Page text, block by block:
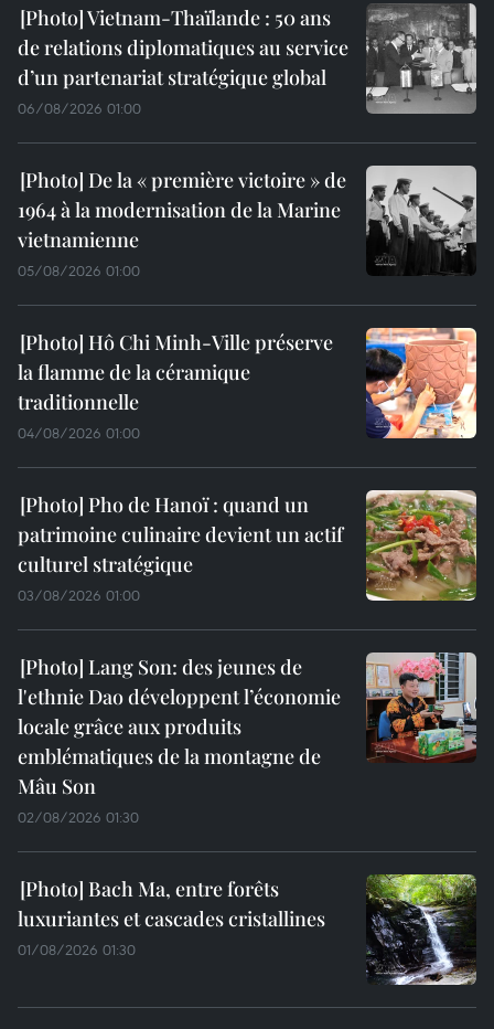
Vietnam-Thaïlande : 50 ans
de relations diplomatiques au service
d’un partenariat stratégique global
06/08/2026 01:00
De la « première victoire » de
1964 à la modernisation de la Marine
vietnamienne
05/08/2026 01:00
Hô Chi Minh-Ville préserve
la flamme de la céramique
traditionnelle
04/08/2026 01:00
Pho de Hanoï : quand un
patrimoine culinaire devient un actif
culturel stratégique
03/08/2026 01:00
Lang Son: des jeunes de
l'ethnie Dao développent l’économie
locale grâce aux produits
emblématiques de la montagne de
Mâu Son
02/08/2026 01:30
Bach Ma, entre forêts
luxuriantes et cascades cristallines
01/08/2026 01:30